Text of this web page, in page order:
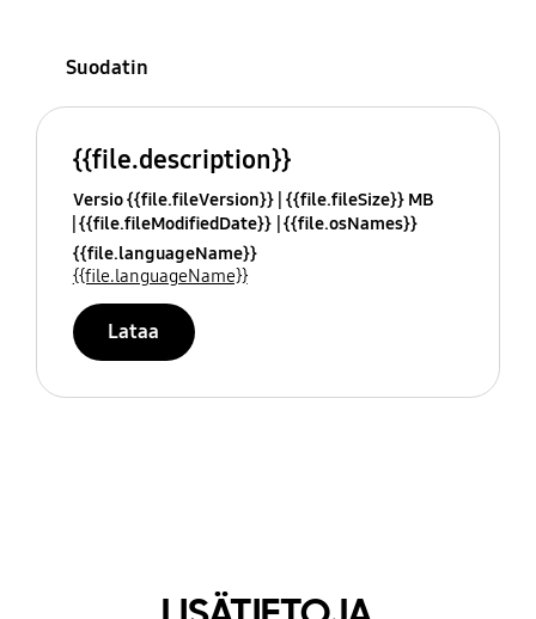
Suodatin
{{file.description}}
Versio {{file.fileVersion}} {{file.fileSize}} MB
{{file.fileModifiedDate}} {{file.osNames}}
{{file.languageName}}
{{file.languageName}}
Lataa